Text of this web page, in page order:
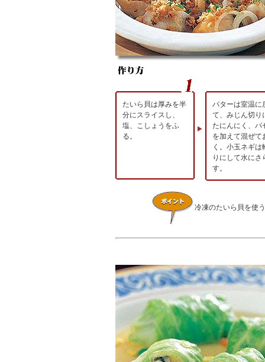
たいら貝は厚みを半
分にスライスし、
塩、こしょうをふ
る。
バターは室温に
て、みじん切り
たにんにく、パ
を加えて混ぜて
く。小玉ネギは
りにして水にさ
す。
冷凍のたいら貝を使